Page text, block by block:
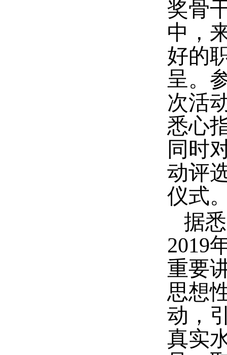
奖骨
中，
好的
呈。
次活
悉心
同时
动评
仪式
据
2019
重要
思想
动，
真实